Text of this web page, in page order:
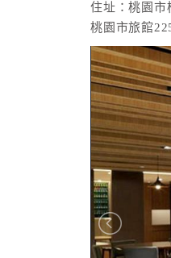
住址：桃園市
桃園市旅館